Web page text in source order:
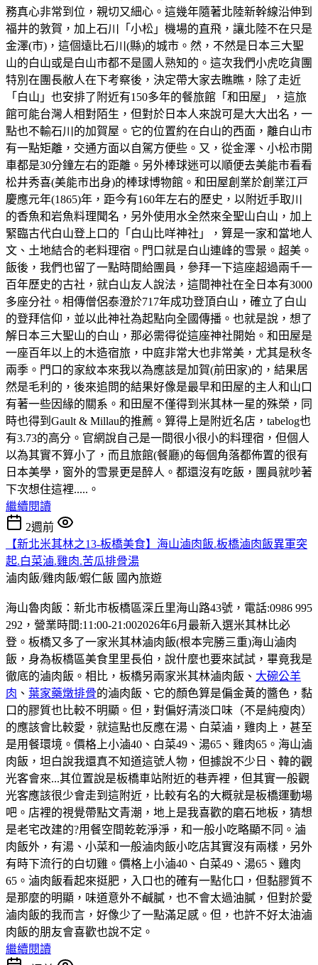
務真心非常到位，親切又細心。這幾年隨著北陸新幹線沿伸到
福井的敦賀，加上石川「小松」機場的直飛，讓北陸不在只是
金澤(市)，這個遠比石川(縣)的城市。然，不然是日本三大聖
山的白山或是白山市都不是國人熟知的。這次我們小虎吃貨團
特別在團長敝人在下考察後，決定帶大家去瞧瞧，除了走近
「白山」也安排了附近有150多年的餐旅館「和田屋」，這旅
館可能台灣人相對陌生，但對於日本人來說可是大大出名，一
點也不輸石川的加賀屋。它的位置約在白山的西面，離白山市
有一點矩離，交通方面以自駕方便些。又，從金澤、小松市開
車都是30分鐘左右的距離。另外棒球迷可以順便去美能市看看
松井秀喜(美能市出身)的棒球博物館。和田屋創業於創業江戸
慶應元年(1865)年，距今有160年左右的歷史，以附近手取川
的香魚和岩魚料理聞名，另外使用水全然來全聖山白山，加上
緊臨古代白山登上口的「白山比咩神社」，算是一家和當地人
文、土地結合的老料理宿。門口就是白山連峰的雪景。超美。
飯後，我們也留了一點時間給團員，參拜一下這座超過兩千一
百年歷史的古社，就白山友人說法，這間神社在全日本有3000
多座分社。相傳僧侶泰澄於717年成功登頂白山，確立了白山
的登拜信仰，並以此神社為起點向全國傳播。也就是說，想了
解日本三大聖山的白山，那必需得從這座神社開始。和田屋是
一座百年以上的木造宿旅，中庭非常大也非常美，尤其是秋冬
兩季。門口的家紋本來我以為應該是加賀(前田家)的，結果居
然是毛利的，後來追問的結果好像是最早和田屋的主人和山口
有著一些因緣的關系。和田屋不僅得到米其林一星的殊榮，同
時也得到Gault & Millau的推薦。算得上是附近名店，tabelog也
有3.73的高分。官網說自己是一間很小很小的料理宿，但個人
以為其實不算小了，而且旅館(餐廳)的每個角落都佈置的很有
日本美學，窗外的雪景更是醉人。都還沒有吃飯，團員就吵著
下次想住這裡.....。
繼續閱讀
2週前
【新北米其林之13-板橋美食】海山滷肉飯.板橋滷肉飯異軍突
起.白菜滷.雞肉.苦瓜排骨湯
滷肉飯/雞肉飯/蝦仁飯 國內旅遊
海山魯肉飯：新北市板橋區深丘里海山路43號，電話:0986 995
292，營業時間:11:00-21:002026年6月最新入選米其林比必
登。板橋又多了一家米其林滷肉飯(根本完勝三重)海山滷肉
飯，身為板橋區美食里里長伯，說什麼也要來試試，畢竟我是
徹底的滷肉飯。相比，板橋另兩家米其林滷肉飯、 大碗公羊
肉 、 葉家藥燉排骨的滷肉飯、它的顏色算是偏金黃的醬色，黏
口的膠質也比較不明顯。但，對偏好清淡口味（不是純瘦肉）
的應該會比較愛，就這點也反應在湯、白菜滷，雞肉上，甚至
是用餐環境。價格上小滷40、白菜49、湯65、雞肉65。海山滷
肉飯，坦白說我還真不知道這號人物，但據說不少日、韓的觀
光客會來...其位置說是板橋車站附近的巷弄裡，但其實一般觀
光客應該很少會走到這附近，比較有名的大概就是板橋運動場
吧。店裡的視覺帶點文青潮，地上是我喜歡的磨石地板，猜想
是老宅改建的?用餐空間乾乾淨淨，和一般小吃略顯不同。滷
肉飯外，有湯、小菜和一般滷肉飯小吃店其實沒有兩樣，另外
有時下流行的白切雞。價格上小滷40、白菜49、湯65、雞肉
65。滷肉飯看起來挺肥，入口也的確有一點化口，但黏膠質不
是那麼的明顯，味道意外不鹹膩，也不會太過油膩，但對於愛
滷肉飯的我而言，好像少了一點滿足感。但，也許不好太油滷
肉飯的朋友會喜歡也說不定。
繼續閱讀